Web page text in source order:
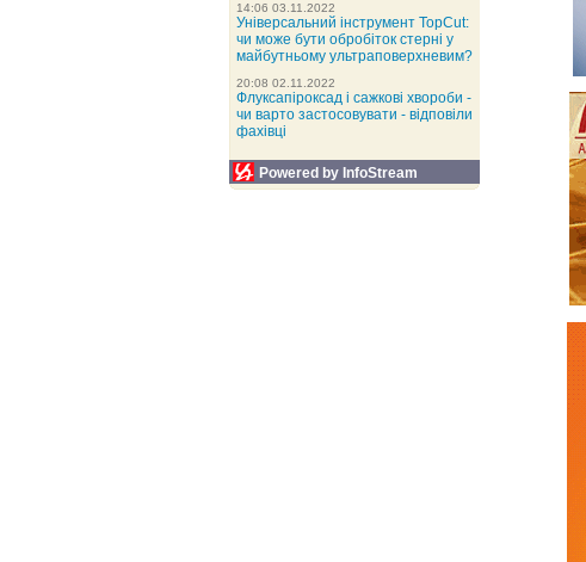
14:06 03.11.2022
Універсальний інструмент TopCut:
чи може бути обробіток стерні у
майбутньому ультраповерхневим?
20:08 02.11.2022
Флуксапіроксад і сажкові хвороби -
чи варто застосовувати - відповіли
фахівці
Powered by InfoStream